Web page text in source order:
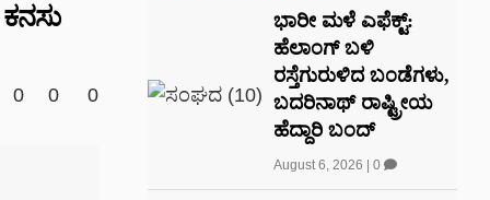
0 0 0
ಭಾರೀ ಮಳೆ ಎಫೆಕ್ಟ್‌:
ಹೆಲಾಂಗ್ ಬಳಿ
ರಸ್ತೆಗುರುಳಿದ ಬಂಡೆಗಳು,
ಬದರಿನಾಥ್‌ ರಾಷ್ಟ್ರೀಯ
ಹೆದ್ದಾರಿ ಬಂದ್‌
August 6, 2026 0